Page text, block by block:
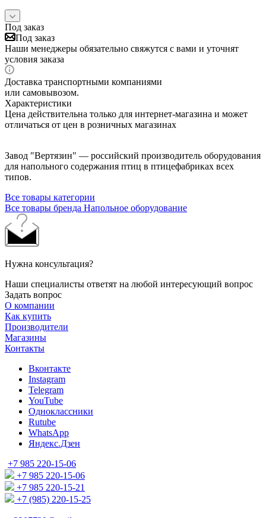
Под заказ
Под заказ
Наши менеджеры обязательно свяжутся с вами и уточнят
условия заказа
Доставка транспортными компаниями
или самовывозом.
Характеристики
Цена действительна только для интернет-магазина и может
отличаться от цен в розничных магазинах
Завод "Вертязин" — российский производитель оборудования
для напольного содержания птиц в птицефабриках всех
типов.
Все товары категории
Все товары бренда Напольное оборудование
Нужна консультация?
Наши специалисты ответят на любой интересующий вопрос
Задать вопрос
О компании
Как купить
Производители
Магазины
Контакты
Вконтакте
Instagram
Telegram
YouTube
Одноклассники
Rutube
WhatsApp
Яндекс.Дзен
+7 985 220-15-06
+7 985 220-15-06
+7 985 220-15-21
+7 (985) 220-15-25